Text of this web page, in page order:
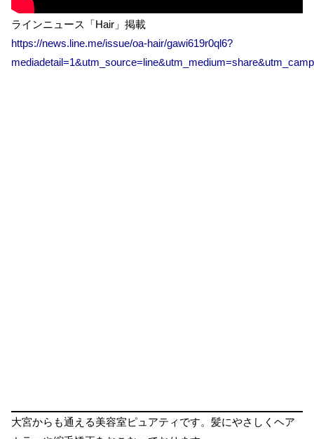
ラインニュース「Hair」掲載
https://news.line.me/issue/oa-hair/gawi619r0ql6?
大宮からも通える美容室ピュアティです。髪にやさしくヘア